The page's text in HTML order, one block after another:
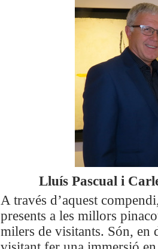
Lluís Pascual i
A través d’aquest
presents a les millors
milers de visitants. Són, en